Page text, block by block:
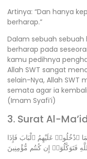
Artinya: “Dan hanya
berharap.”
Dalam sebuah sebuah
berharap pada
kamu pedihnya
Allah SWT sangat
selain-Nya, Allah SWT
semata agar ia
(Imam Syafi’i)
3. Surat Al-
ٱدْخُلُوا۟ عَلَيْهِمُ ٱلْبَابَ فَإِذَا
فَتَوَكَّلُوٓا۟ إِن كُنتُم مُّؤْمِنِينَ